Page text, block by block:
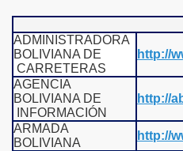
ADMINISTRADORA
BOLIVIANA DE
CARRETERAS
http://
AGENCIA
BOLIVIANA DE
INFORMACIÓN
http://
ARMADA
BOLIVIANA
http://